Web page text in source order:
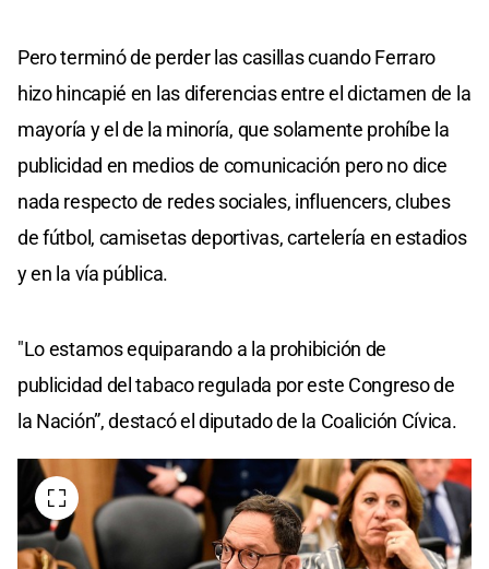
Pero terminó de perder las casillas cuando Ferraro
hizo hincapié en las diferencias entre el dictamen de la
mayoría y el de la minoría, que solamente prohíbe la
publicidad en medios de comunicación pero no dice
nada respecto de redes sociales, influencers, clubes
de fútbol, camisetas deportivas, cartelería en estadios
y en la vía pública.
"Lo estamos equiparando a la prohibición de
publicidad del tabaco regulada por este Congreso de
la Nación”, destacó el diputado de la Coalición Cívica.